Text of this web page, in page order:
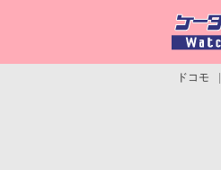
ドコモ